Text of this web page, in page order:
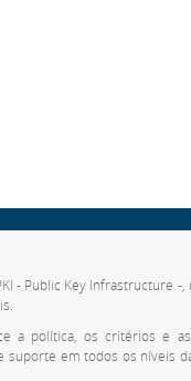
- Public Key
a política, os critérios e
em todos os níveis